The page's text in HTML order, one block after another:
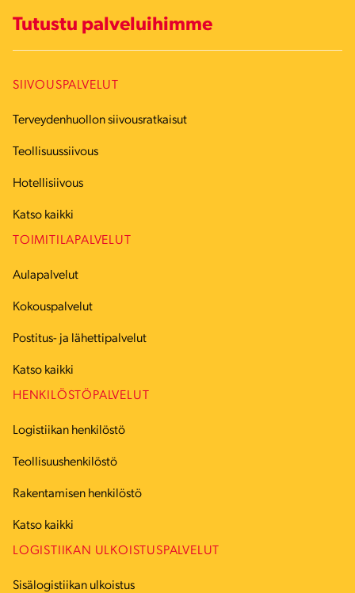
Tutustu palveluihimme
SIIVOUSPALVELUT
Terveydenhuollon siivousratkaisut
Teollisuussiivous
Hotellisiivous
Katso kaikki
TOIMITILAPALVELUT
Aulapalvelut
Kokouspalvelut
Postitus- ja lähettipalvelut
Katso kaikki
HENKILÖSTÖPALVELUT
Logistiikan henkilöstö
Teollisuushenkilöstö
Rakentamisen henkilöstö
Katso kaikki
LOGISTIIKAN ULKOISTUSPALVELUT
Sisälogistiikan ulkoistus